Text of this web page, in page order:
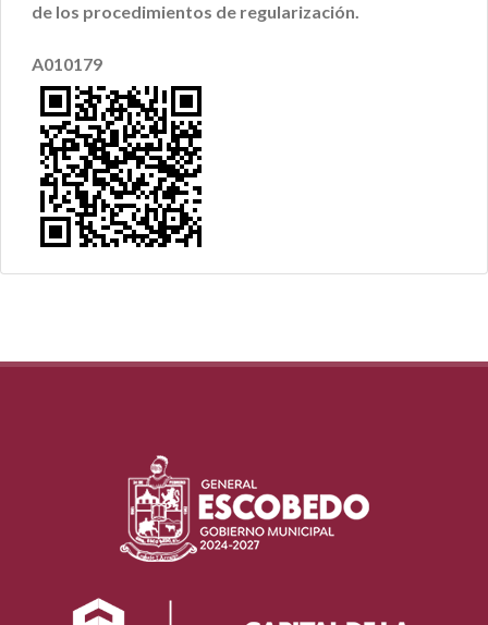
de los procedimientos de regularización.
A010179